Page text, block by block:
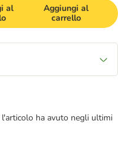
al
Aggiungi al
carrello
l'articolo ha avuto negli ultimi